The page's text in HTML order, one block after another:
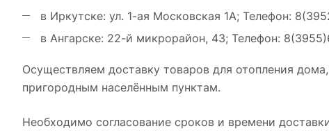
в Иркутске: ул. 1-ая Московская 1А; Телефон:
в Ангарске: 22-й микрорайон, 43; Телефон:
Осуществляем доставку товаров для отопления
пригородным населённым пунктам.
Необходимо согласование сроков и времени